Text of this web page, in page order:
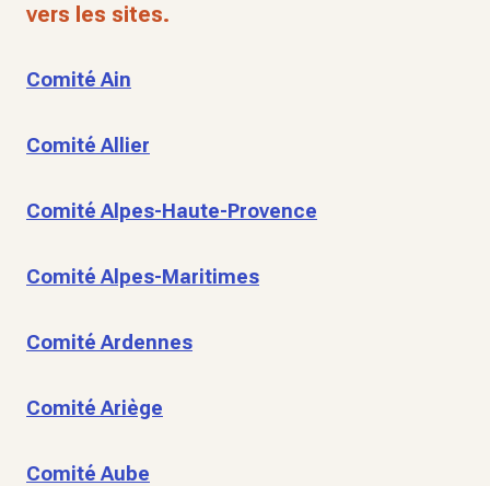
vers les sites.
Comité Ain
Comité Allier
Comité Alpes-Haute-Provence
Comité Alpes-Maritimes
Comité Ardennes
Comité Ariège
Comité Aube